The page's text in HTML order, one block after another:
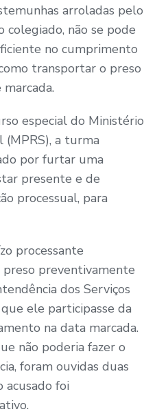
arroladas pelo
colegiado, não se pode
no cumprimento
transportar o preso
especial do Ministério
(MPRS), a turma
por furtar uma
presente e de
processual, para
processante
preventivamente
dos Serviços
ele participasse da
na data marcada.
não poderia fazer o
foram ouvidas duas
acusado foi